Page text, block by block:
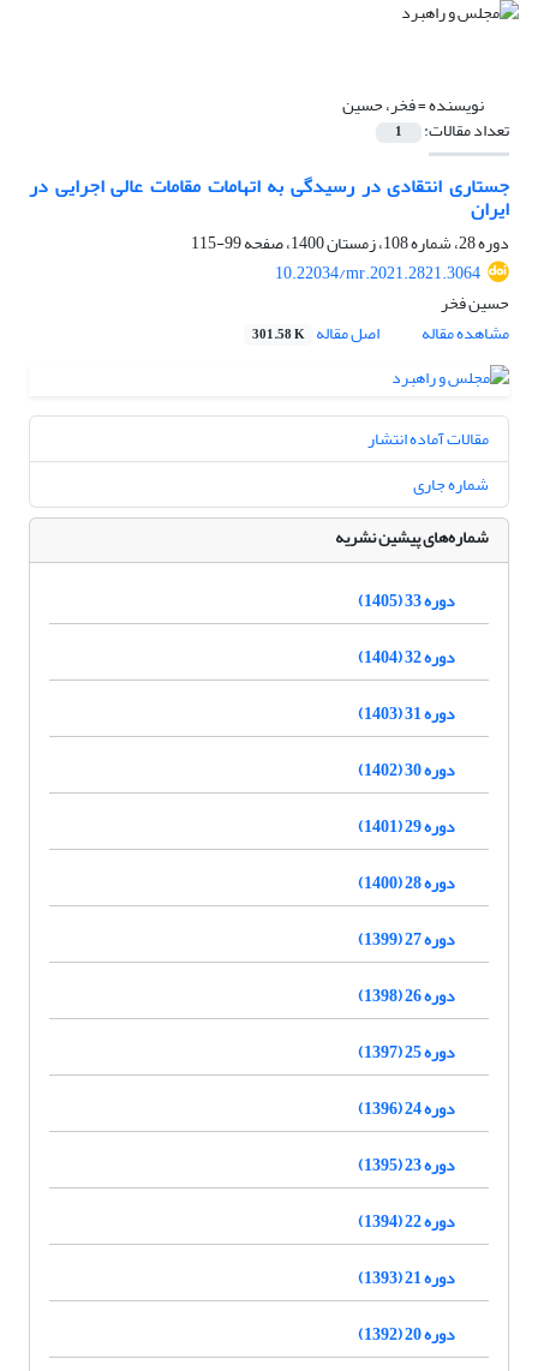
نویسنده =فخر، حسین
تعداد مقالات: 1
جستاری انتقادی در رسیدگی به اتهامات مقامات عالی اجرایی در
ایران
دوره 28، شماره 108، زمستان 1400، صفحه
99-115
10.22034/mr.2021.2821.3064
حسین فخر
مشاهده مقاله
اصل مقاله 301.58 K
مقالات آماده انتشار
شماره جاری
شماره‌های پیشین نشریه
دوره 33 (1405)
دوره 32 (1404)
دوره 31 (1403)
دوره 30 (1402)
دوره 29 (1401)
دوره 28 (1400)
دوره 27 (1399)
دوره 26 (1398)
دوره 25 (1397)
دوره 24 (1396)
دوره 23 (1395)
دوره 22 (1394)
دوره 21 (1393)
دوره 20 (1392)